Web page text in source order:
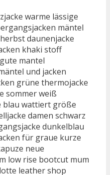
warme lässige
mäntel
daunenjacke
khaki stoff
mantel
und jacken
grüne thermojacke
sommer weiß
blau wattiert größe
damen schwarz
dunkelblau
für graue kurze
neue
low rise bootcut mum
leather shop